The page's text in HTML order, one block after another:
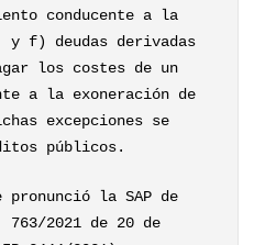
conducente a la
y f) deudas derivadas
los costes de un
a la exoneración de
excepciones se
públicos.
pronunció la SAP de
763/2021 de 20 de